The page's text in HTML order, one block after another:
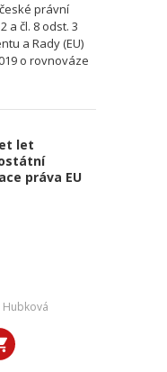
právní
a čl. 8 odst. 3
a Rady (EU)
o rovnováze
let
práva EU
Hubková